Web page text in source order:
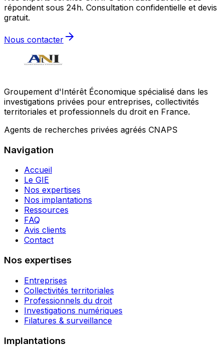
répondent sous 24h. Consultation confidentielle et devis
gratuit.
Nous contacter
Groupement d'Intérêt Économique spécialisé dans les
investigations privées pour entreprises, collectivités
territoriales et professionnels du droit en France.
Agents de recherches privées agréés CNAPS
Navigation
Accueil
Le GIE
Nos expertises
Nos implantations
Ressources
FAQ
Avis clients
Contact
Nos expertises
Entreprises
Collectivités territoriales
Professionnels du droit
Investigations numériques
Filatures & surveillance
Implantations